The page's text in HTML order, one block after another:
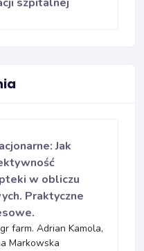
Jak
w obliczu
Praktyczne
farm. Adrian Kamola,
Markowska